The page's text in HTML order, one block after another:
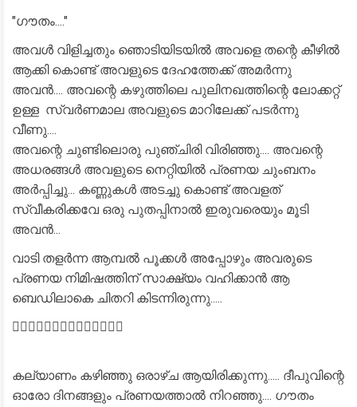
"ഗൗതം...."
അവൾ വിളിച്ചതും ഞൊടിയിടയിൽ അവളെ തന്റെ കീഴിൽ
ആക്കി കൊണ്ട് അവളുടെ ദേഹത്തേക്ക് അമർന്നു
അവൻ.... അവന്റെ കഴുത്തിലെ പുലിനഖത്തിന്റെ ലോക്കറ്റ്
ഉള്ള സ്വർണമാല അവളുടെ മാറിലേക്ക് പടർന്നു
വീണു....
അവന്റെ ചുണ്ടിലൊരു പുഞ്ചിരി വിരിഞ്ഞു.... അവന്റെ
അധരങ്ങൾ അവളുടെ നെറ്റിയിൽ പ്രണയ ചുംബനം
അർപ്പിച്ചു... കണ്ണുകൾ അടച്ചു കൊണ്ട് അവളത്
സ്വീകരിക്കവേ ഒരു പുതപ്പിനാൽ ഇരുവരെയും മൂടി
അവൻ...
വാടി തളർന്ന ആമ്പൽ പൂക്കൾ അപ്പോഴും അവരുടെ
പ്രണയ നിമിഷത്തിന് സാക്ഷ്യം വഹിക്കാൻ ആ
ബെഡിലാകെ ചിതറി കിടന്നിരുന്നു.....
❤️‍🔥❤️‍🔥❤️‍🔥❤️‍🔥❤️‍🔥❤️‍🔥❤️‍🔥
കല്യാണം കഴിഞ്ഞു ഒരാഴ്ച ആയിരിക്കുന്നു..... ദീപുവിന്റെ
ഓരോ ദിനങ്ങളും പ്രണയത്താൽ നിറഞ്ഞു.... ഗൗതം